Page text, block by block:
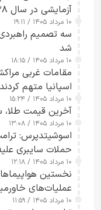
آزمایشی در سال ۲۰۲۸ انجام می‌شود
۱۰ مرداد ۱۴۰۵ / ۱۹:۱۱
سه تصمیم
شد
۱۰ مرداد ۱۴۰۵ / ۱۸:۱۵
مقامات غربی
اسپانیا متهم
۱۰ مرداد ۱۴۰۵ / ۱۵:۲۴
آخرین قیمت طلا، سکه و
۱۰ مرداد ۱۴۰۵ / ۱۳:۰۸
اسوشیتدپرس:
حملات سایبری
ارائه نکرد
۱۰ مرداد ۱۴۰۵ / ۱۲:۱۸
نخستین
عملیات‌های
شدند
۱۰ مرداد ۱۴۰۵ / ۱۱:۵۹